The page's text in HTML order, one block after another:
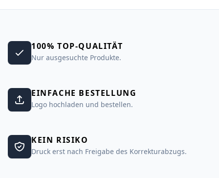
100% TOP-QUALITÄT
Nur ausgesuchte Produkte.
EINFACHE BESTELLUNG
Logo hochladen und bestellen.
KEIN RISIKO
Druck erst nach Freigabe des Korrekturabzugs.